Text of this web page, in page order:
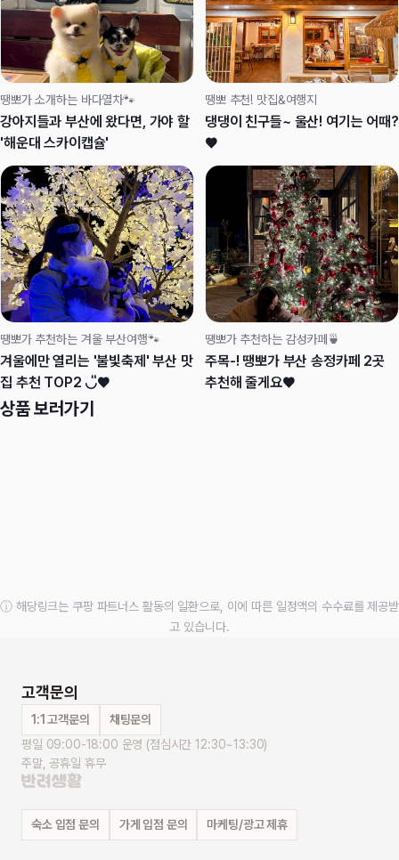
땡뽀가 소개하는 바다열차🐾
강아지들과 부산에 왔다면, 가야 할
'해운대 스카이캡슐'
땡뽀 추천! 맛집&여행지
댕댕이 친구들~ 울산! 여기는 어때?
♥
떙뽀가 추천하는 겨울 부산여행🐾
겨울에만 열리는 '불빛축제' 부산 맛
집 추천 TOP2 ◡̎♥
떙뽀가 추천하는 감성카페🍵
주목-! 땡뽀가 부산 송정카페 2곳
추천해 줄게요♥
상품 보러가기
ⓘ 해당링크는 쿠팡 파트너스 활동의 일환으로, 이에 따른 일정액의 수수료를 제공받
고 있습니다.
고객문의
1:1 고객문의
채팅문의
평일 09:00-18:00 운영 (점심시간 12:30~13:30)
주말, 공휴일 휴무
숙소 입점 문의 가게 입점 문의 마케팅/광고 제휴